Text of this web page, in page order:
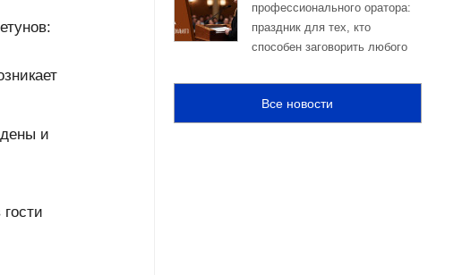
и
профессионального оратора:
праздник для тех, кто
способен заговорить любого
Все новости